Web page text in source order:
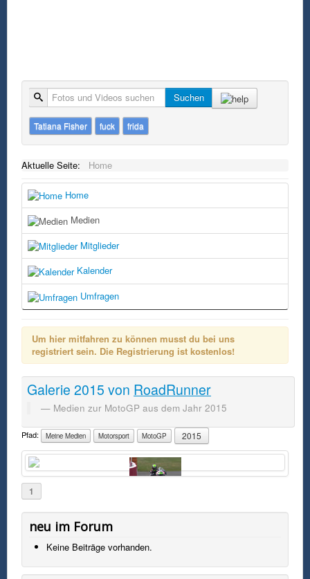
Suche Suchen
Tatiana Fisher fuck frida
Aktuelle Seite: Home
Home
Medien
Mitglieder
Kalender
Umfragen
Um hier mitfahren zu können musst du bei uns
registriert sein. Die Registrierung ist kostenlos!
Galerie 2015 von RoadRunner
Medien zur MotoGP aus dem Jahr 2015
Pfad: Meine Medien Motorsport MotoGP 2015
1
neu im Forum
Keine Beiträge vorhanden.